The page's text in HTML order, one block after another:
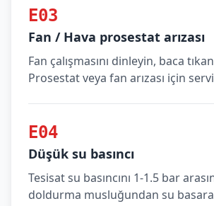
E03
Fan / Hava prosestat arızası
Fan çalışmasını dinleyin, baca
Prosestat veya fan arızası için
E04
Düşük su basıncı
Tesisat su basıncını 1-1.5 bar
doldurma musluğundan su